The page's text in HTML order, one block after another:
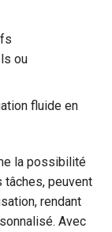
ou
fluide en
la possibilité
peuvent
rendant
Avec